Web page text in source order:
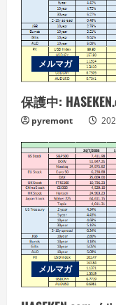
a
i
n
g
メルマガ
保護中:
pyremont
メルマガ